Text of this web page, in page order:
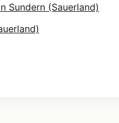
Sundern (Sauerland)